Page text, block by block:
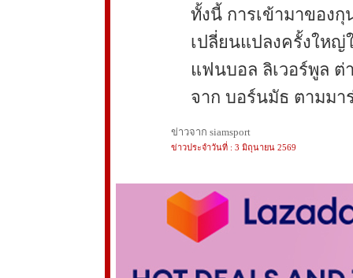
ทั้งนี้ การเข้ามาของ
เปลี่ยนแปลงครั้งใหญ่
แฟนบอล ลิเวอร์พูล ต่
จาก บอร์นมัธ ตามม
ข่าวจาก siamsport
ข่าวประจำวันที่ : 3 มิถุนายน 2569